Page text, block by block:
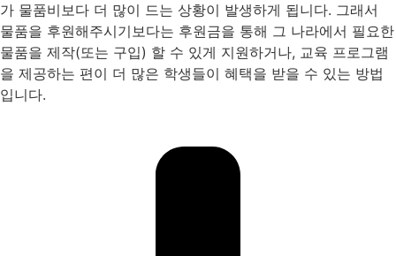
가 물품비보다 더 많이 드는 상황이 발생하게 됩니다. 그래서
물품을 후원해주시기보다는 후원금을 통해 그 나라에서 필요한
물품을 제작(또는 구입) 할 수 있게 지원하거나, 교육 프로그램
을 제공하는 편이 더 많은 학생들이 혜택을 받을 수 있는 방법
입니다.